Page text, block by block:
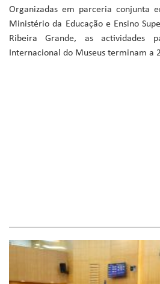
Organizadas em parceria conjunta
Ministério da Educação e Ensino
Ribeira Grande, as actividades
Internacional do Museus terminam a